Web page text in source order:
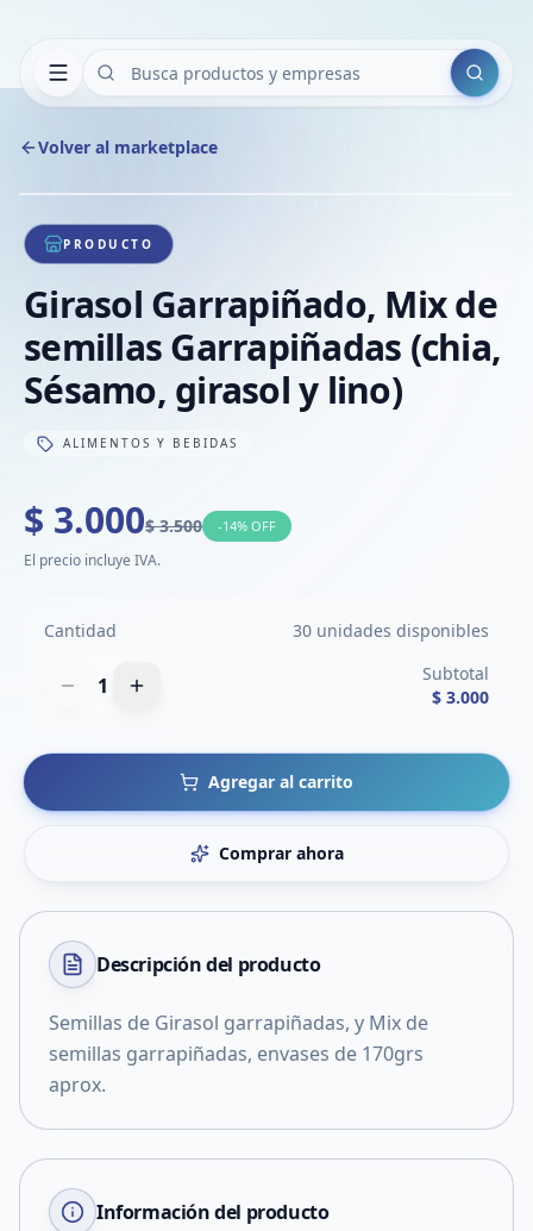
Buscar
Volver al marketplace
1/1
PRODUCTO
Girasol Garrapiñado, Mix de
semillas Garrapiñadas (chia,
Sésamo, girasol y lino)
ALIMENTOS Y BEBIDAS
$ 3.000$ 3.500 -14% OFF
El precio incluye IVA.
Cantidad 30 unidades disponibles
1
Subtotal
$ 3.000
Agregar al carrito
Comprar ahora
Descripción del producto
Semillas de Girasol garrapiñadas, y Mix de
semillas garrapiñadas, envases de 170grs
aprox.
Información del producto